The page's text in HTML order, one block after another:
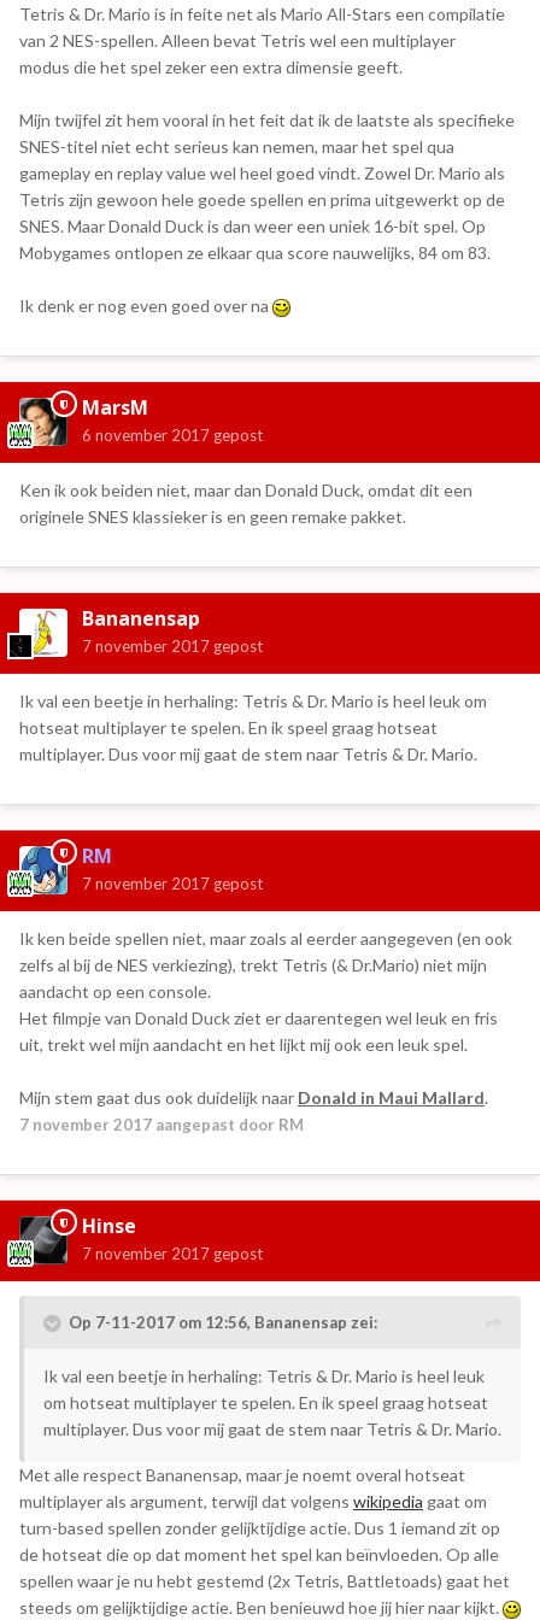
Tetris & Dr. Mario is in feite net als Mario All-Stars een compilatie
van 2 NES-spellen. Alleen bevat Tetris wel een multiplayer
modus die het spel zeker een extra dimensie geeft.
Mijn twijfel zit hem vooral in het feit dat ik de laatste als specifieke
SNES-titel niet echt serieus kan nemen, maar het spel qua
gameplay en replay value wel heel goed vindt. Zowel Dr. Mario als
Tetris zijn gewoon hele goede spellen en prima uitgewerkt op de
SNES. Maar Donald Duck is dan weer een uniek 16-bit spel. Op
Mobygames ontlopen ze elkaar qua score nauwelijks, 84 om 83.
Ik denk er nog even goed over na
MarsM
6 november 2017 gepost
Ken ik ook beiden niet, maar dan Donald Duck, omdat dit een
originele SNES klassieker is en geen remake pakket.
Bananensap
7 november 2017 gepost
Ik val een beetje in herhaling: Tetris & Dr. Mario is heel leuk om
hotseat multiplayer te spelen. En ik speel graag hotseat
multiplayer. Dus voor mij gaat de stem naar Tetris & Dr. Mario.
RM
7 november 2017 gepost
Ik ken beide spellen niet, maar zoals al eerder aangegeven (en ook
zelfs al bij de NES verkiezing), trekt Tetris (& Dr.Mario) niet mijn
aandacht op een console.
Het filmpje van Donald Duck ziet er daarentegen wel leuk en fris
uit, trekt wel mijn aandacht en het lijkt mij ook een leuk spel.
Mijn stem gaat dus ook duidelijk naar Donald in Maui Mallard.
7 november 2017 aangepast door RM
Hinse
7 november 2017 gepost
Op 7-11-2017 om 12:56, Bananensap zei:
Ik val een beetje in herhaling: Tetris & Dr. Mario is heel leuk
om hotseat multiplayer te spelen. En ik speel graag hotseat
multiplayer. Dus voor mij gaat de stem naar Tetris & Dr. Mario.
Met alle respect Bananensap, maar je noemt overal hotseat
multiplayer als argument, terwijl dat volgens wikipedia gaat om
turn-based spellen zonder gelijktijdige actie. Dus 1 iemand zit op
de hotseat die op dat moment het spel kan beïnvloeden. Op alle
spellen waar je nu hebt gestemd (2x Tetris, Battletoads) gaat het
steeds om gelijktijdige actie. Ben benieuwd hoe jij hier naar kijkt.